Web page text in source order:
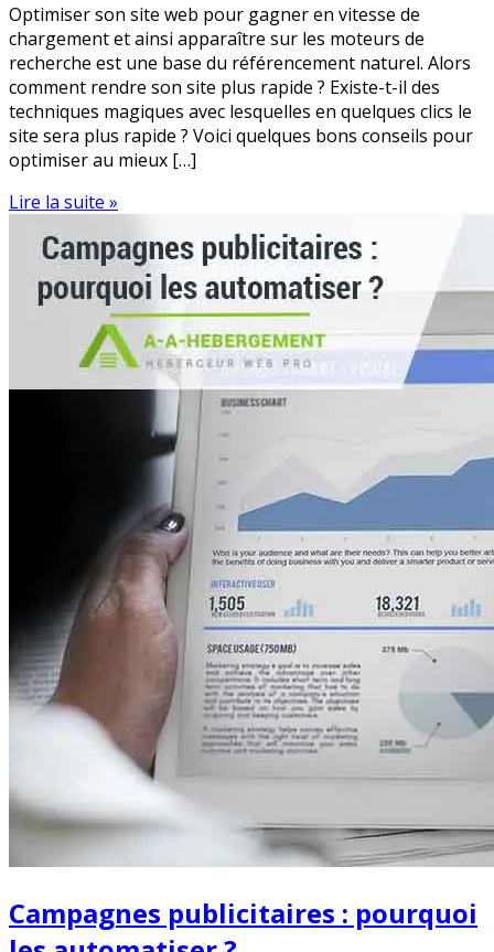
Optimiser son site web pour gagner en vitesse de
chargement et ainsi apparaître sur les moteurs de
recherche est une base du référencement naturel. Alors
comment rendre son site plus rapide ? Existe-t-il des
techniques magiques avec lesquelles en quelques clics le
site sera plus rapide ? Voici quelques bons conseils pour
optimiser au mieux […]
Lire la suite »
Campagnes publicitaires : pourquoi